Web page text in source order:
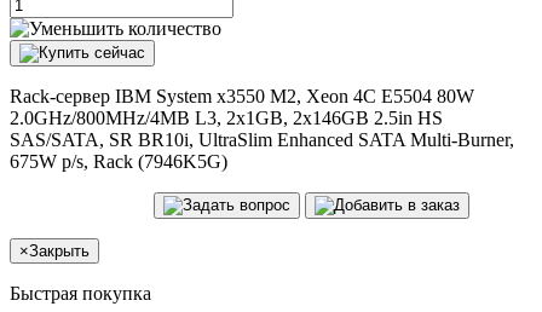
Rack-сервер IBM System x3550 M2, Xeon 4C E5504 80W
2.0GHz/800MHz/4MB L3, 2x1GB, 2x146GB 2.5in HS
SAS/SATA, SR BR10i, UltraSlim Enhanced SATA Multi-Burner,
675W p/s, Rack (7946K5G)
×Закрыть
Быстрая покупка